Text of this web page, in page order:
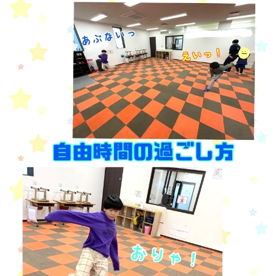
障がい者支援
施設一覧
会社概要
お知らせ
採用情報
施設空き状況はこちら
見学申込・お問合せ